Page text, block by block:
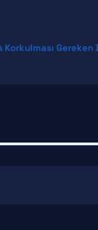
Korkulması Gereken